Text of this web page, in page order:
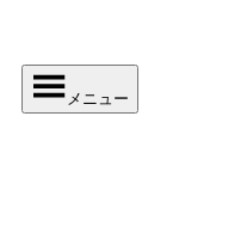
メニュー